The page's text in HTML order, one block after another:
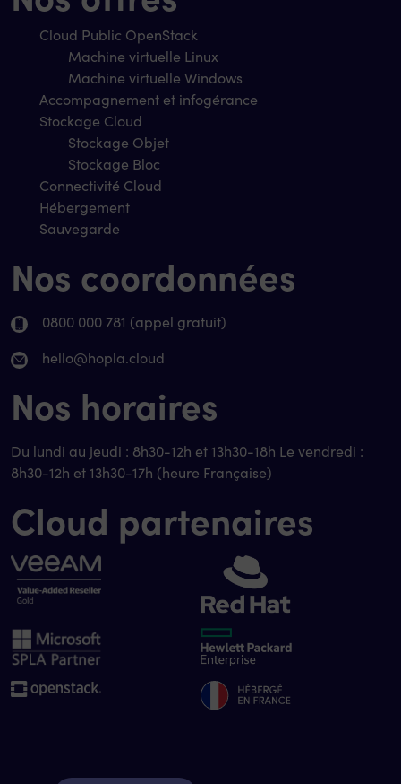
Cloud Public OpenStack
Machine virtuelle Linux
Machine virtuelle Windows
Accompagnement et infogérance
Stockage Cloud
Stockage Objet
Stockage Bloc
Connectivité Cloud
Hébergement
Sauvegarde
Nos coordonnées
0800 000 781 (appel gratuit)
hello@hopla.cloud
Nos horaires
Du lundi au jeudi : 8h30-12h et 13h30-18h Le vendredi :
8h30-12h et 13h30-17h (heure Française)
Cloud partenaires